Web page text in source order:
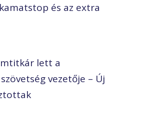
és az extra
lett a
vezetője – Új